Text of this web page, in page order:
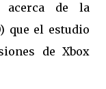
acerca de la
que el estudio
de Xbox